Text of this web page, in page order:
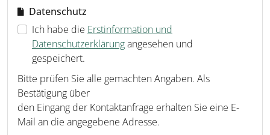
Datenschutz
Ich habe die Erstinformation und
Datenschutzerklärungangesehen und
gespeichert.
Bitte prüfen Sie alle gemachten Angaben. Als
Bestätigung über
den Eingang der Kontaktanfrage erhalten Sie eine E-
Mail an die angegebene Adresse.